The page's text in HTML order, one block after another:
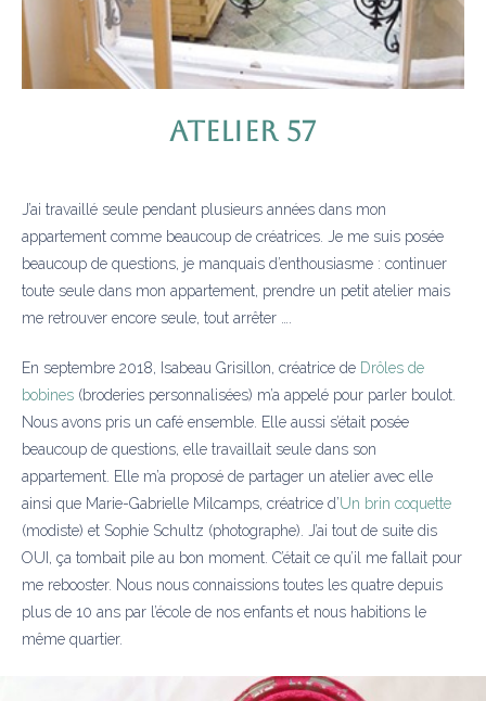
Atelier 57
J’ai travaillé seule pendant plusieurs années dans mon
appartement comme beaucoup de créatrices. Je me suis posée
beaucoup de questions, je manquais d’enthousiasme : continuer
toute seule dans mon appartement, prendre un petit atelier mais
me retrouver encore seule, tout arrêter ….
En septembre 2018, Isabeau Grisillon, créatrice de Drôles de
bobines (broderies personnalisées) m’a appelé pour parler boulot.
Nous avons pris un café ensemble. Elle aussi s’était posée
beaucoup de questions, elle travaillait seule dans son
appartement. Elle m’a proposé de partager un atelier avec elle
ainsi que Marie-Gabrielle Milcamps, créatrice d’Un brin coquette
(modiste) et Sophie Schultz (photographe). J’ai tout de suite dis
OUI, ça tombait pile au bon moment. C’était ce qu’il me fallait pour
me rebooster. Nous nous connaissions toutes les quatre depuis
plus de 10 ans par l’école de nos enfants et nous habitions le
même quartier.